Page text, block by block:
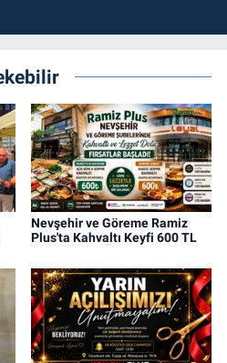
Nevşehir ve Göreme Ramiz
Plus'ta Kahvaltı Keyfi 600 TL